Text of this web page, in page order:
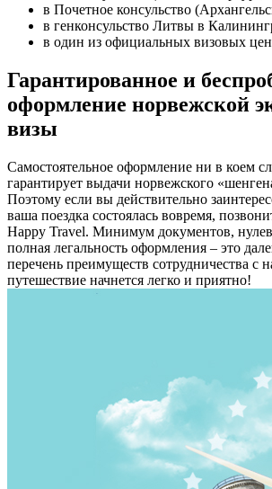
в Почетное консульство
в генконсульство Литвы в
в один из официальных визовых
Гарантированное и
оформление норвежской
визы
Самостоятельное оформление ни в коем
гарантирует выдачи норвежского
Поэтому если вы действительно
ваша поездка состоялась вовремя,
Happy Travel. Минимум документов,
полная легальность оформления – это
перечень преимуществ сотрудничества с
путешествие начнется легко и приятно!